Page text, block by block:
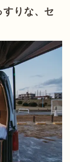
すりな、セ